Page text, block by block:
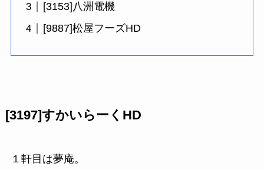
[3153]八洲電機
[9887]松屋フーズHD
[3197]すかいらーくHD
１軒目は夢庵。